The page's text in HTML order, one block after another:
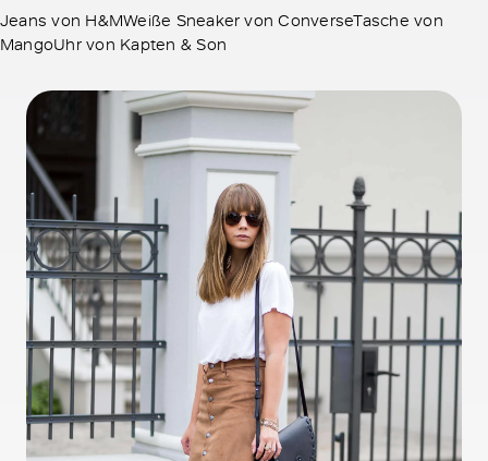
Jeans von H&MWeiße Sneaker von ConverseTasche von
MangoUhr von Kapten & Son